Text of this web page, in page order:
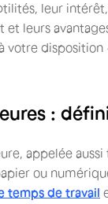
leur
leurs
votre disposition
:
appelée
ou
temps de travail